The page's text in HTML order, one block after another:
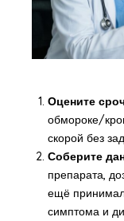
Оцените
обмороке/
скорой без
Соберите
препарата,
ещё
симптома и